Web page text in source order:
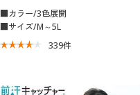
■カラー/3色展開
■サイズ/M～5L
339件